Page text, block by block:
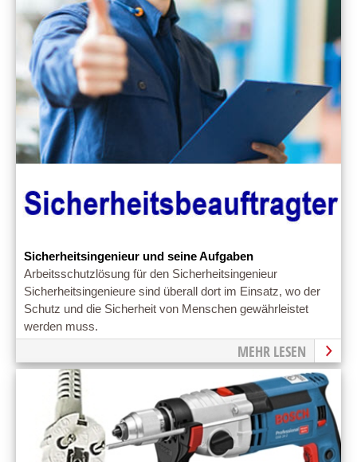
Sicherheitsingenieur und seine Aufgaben
Arbeitsschutzlösung für den Sicherheitsingenieur
Sicherheitsingenieure sind überall dort im Einsatz, wo der
Schutz und die Sicherheit von Menschen gewährleistet
werden muss.
MEHR LESEN